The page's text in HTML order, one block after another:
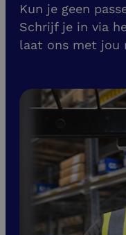
Kun je geen
Schrijf je in via
laat ons met jou